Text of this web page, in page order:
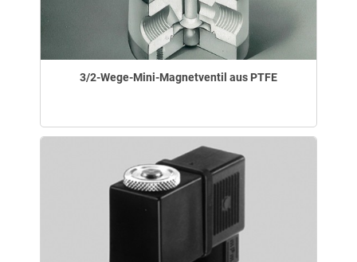
3/2-Wege-Mini-Magnetventil aus PTFE